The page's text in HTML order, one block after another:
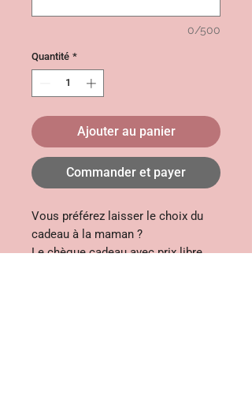
0/500
Quantité *
Ajouter au panier
Commander et payer
Vous préférez laisser le choix du
cadeau à la maman ?
Le chèque cadeau avec prix libre